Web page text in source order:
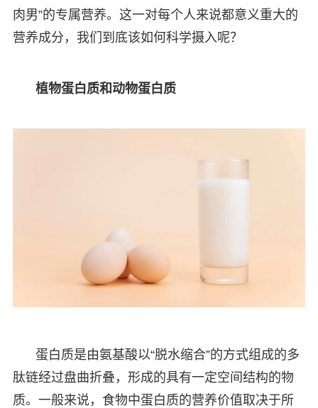
肉男”的专属营养。这一对每个人来说都意义重大的
营养成分，我们到底该如何科学摄入呢？
植物蛋白质和动物蛋白质
蛋白质是由氨基酸以“脱水缩合”的方式组成的多
肽链经过盘曲折叠，形成的具有一定空间结构的物
质。一般来说，食物中蛋白质的营养价值取决于所